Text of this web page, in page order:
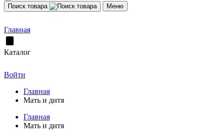
Поиск товара Меню
Главная
Каталог
Войти
Главная
Мать и дитя
Главная
Мать и дитя